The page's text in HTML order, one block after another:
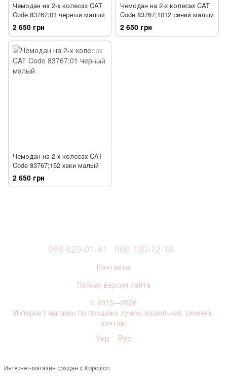
Чемодан на 2-х колесах CAT
Code 83767;01 черный малый
2 650 грн
Чемодан на 2-х колесах CAT
Code 83767;1012 синий малый
2 650 грн
Чемодан на 2-х колесах CAT
Code 83767;152 хаки малый
2 650 грн
098 620-01-41 066 130-12-16
Контакты
Полная версия сайта
© 2015—2026
Интернет магазин по продаже сумок, кошельков, ремней,
зонтов.
Укр Рус
Интернет-магазин создан с Хорошоп